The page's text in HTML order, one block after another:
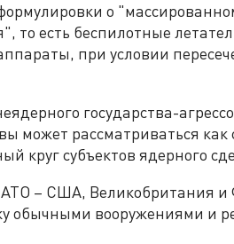
о
то есть беспилотные
при условии
государства-
может рассматриваться как
круг субъектов ядерного
– США, Великобритания и
обычными вооружениями и